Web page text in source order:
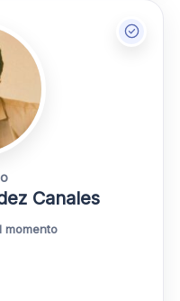
Canales
momento